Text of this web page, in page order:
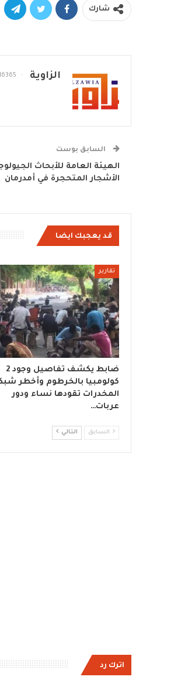
شارك
الزاوية 16365
السابق بوست
الهيئة العامة للأبحاث
الأشجار المتحجرة في أمدرمان
قد يعجبك ايضا
تقارير
ضابط يكشف تفاصيل وجود 2
كولومبيا بالخرطوم وأخطر
المخدرات تقودها نساء ودور
عربات…
السابق التالي
اترك رد